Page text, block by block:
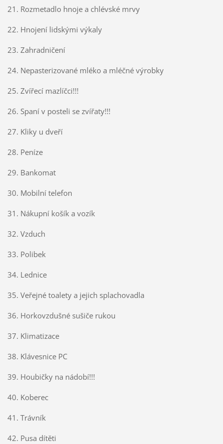
21. Rozmetadlo hnoje a chlévské mrvy
22. Hnojení lidskými výkaly
23. Zahradničení
24. Nepasterizované mléko a mléčné výrobky
25. Zvířecí mazlíčci!!!
26. Spaní v posteli se zvířaty!!!
27. Kliky u dveří
28. Peníze
29. Bankomat
30. Mobilní telefon
31. Nákupní košík a vozík
32. Vzduch
33. Polibek
34. Lednice
35. Veřejné toalety a jejich splachovadla
36. Horkovzdušné sušiče rukou
37. Klimatizace
38. Klávesnice PC
39. Houbičky na nádobí!!!
40. Koberec
41. Trávník
42. Pusa dítěti